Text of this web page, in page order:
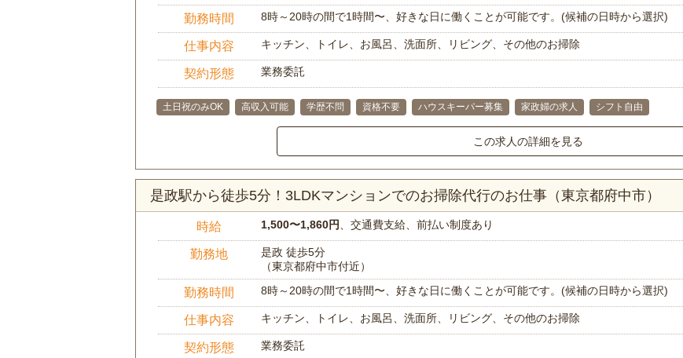
勤務時間 8時～20時の間で1時間〜、好きな日に働くことが可能です。(候補の日時から選択)
仕事内容 キッチン、トイレ、お風呂、洗面所、リビング、その他のお掃除
契約形態 業務委託
土日祝のみOK 高収入可能 学歴不問 資格不要 ハウスキーパー募集 家政婦の求人 シフト自由
この求人の詳細を見る
是政駅から徒歩5分！3LDKマンションでのお掃除代行のお仕事（東京都府中市）
時給 1,500〜1,860円 、交通費支給、前払い制度あり
勤務地
是政 徒歩5分
（東京都府中市付近）
勤務時間 8時～20時の間で1時間〜、好きな日に働くことが可能です。(候補の日時から選択)
仕事内容 キッチン、トイレ、お風呂、洗面所、リビング、その他のお掃除
契約形態 業務委託